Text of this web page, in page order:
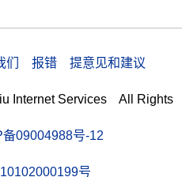
们 报错 提意见和建议
Internet Services All Rights
备09004988号-12
号